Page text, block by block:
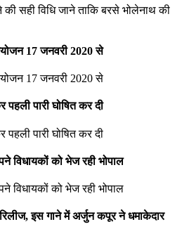
सही विधि जाने ताकि बरसे भोलेनाथ की
17 जनवरी 2020 से
17 जनवरी 2020 से
पहली पारी घोषित कर दी
पहली पारी घोषित कर दी
विधायकों को भेज रही भोपाल
विधायकों को भेज रही भोपाल
रिलीज, इस गाने में अर्जुन कपूर ने धमाकेदार